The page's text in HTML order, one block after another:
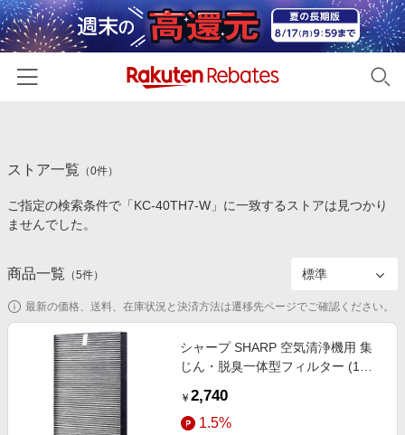
カテゴリー一覧
百貨店・総合ECモール
食品・スイーツ・お酒
コスメ・健康・医薬品
キッズ・ベビー用品
家電・PC・スマホ・カメラ
エンタメ
イベント一覧
初回購入者限定特典
対象ストア新規限定特典
新着ストアのご紹介
電子書籍特集
楽天ペイ導入ストア
楽天サービス特集
楽天IDでログイン/会員登録
ストア一覧 （0件）
ご指定の検索条件で「KC-40TH7-W」に一致するストアは見つかり
ませんでした。
商品一覧 （5件）
最新の価格、送料、在庫状況と決済方法は遷移先ページでご確認ください。
シャープ SHARP 空気清浄機用 集
じん・脱臭一体型フィルター (1枚)
￥ 2,740
1.5%